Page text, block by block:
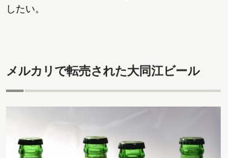
したい。
メルカリで転売された大同江ビール